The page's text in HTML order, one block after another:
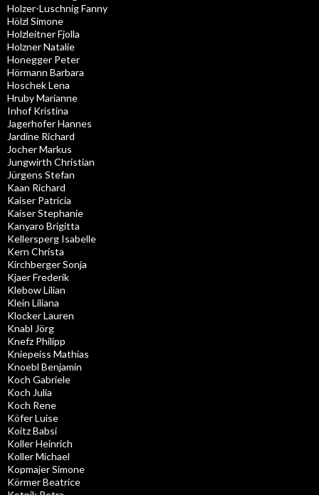
Holzer-Luschnig Fanny
Hölzl Simone
Holzleitner Fjolla
Holzner Natalie
Honegger Peter
Hörmann Barbara
Hoschek Lena
Hruby Marianne
Inhof Kristina
Jagerhofer Hannes
Jardine Richard
Jocher Markus
Jungwirth Christian
Jürgens Stefan
Kaan Richard
Kaiser Patricia
Kaiser Stephanie
Kanyaro Brigitta
Kellersperg Isabelle
Kern Christa
Kirchberger Sonja
Kjaer Frederik
Klebow Lilian
Klein Liliana
Klocker Lauren
Knabl Jörg
Knefz Philipp
Kniepeiss Mathias
Knoebl Benjamin
Koch Gabriele
Koch Julia
Koch Rene
Köfer Luise
Koitz Babsi
Koller Heinrich
Koller Michael
Kopmajer Simone
Körmer Beatrice